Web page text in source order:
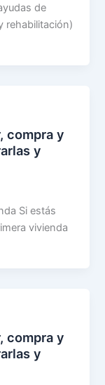
de
rehabilitación)
compra y
y
Si estás
vivienda
compra y
y